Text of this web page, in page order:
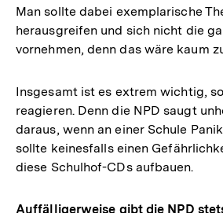
Man sollte dabei exemplarische
herausgreifen und sich nicht die
vornehmen, denn das wäre kaum
Insgesamt ist es extrem wichtig,
reagieren. Denn die NPD saugt
daraus, wenn an einer Schule
sollte keinesfalls einen
diese Schulhof-CDs aufbauen.
Auffälligerweise gibt die NPD